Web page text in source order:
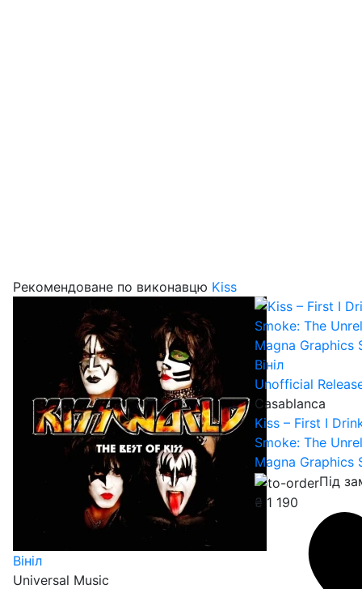
Рекомендоване по виконавцю Kiss
Вініл
Universal Music
Вініл
Unofficial
Casablanca
Kiss – First I
Smoke: The
Magna Graphics
Під
₴ 1 190